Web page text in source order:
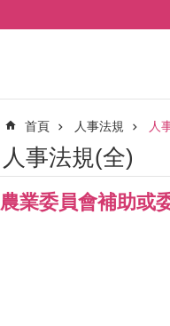
首頁 人事法規 人
人事法規(全)
農業委員會補助或